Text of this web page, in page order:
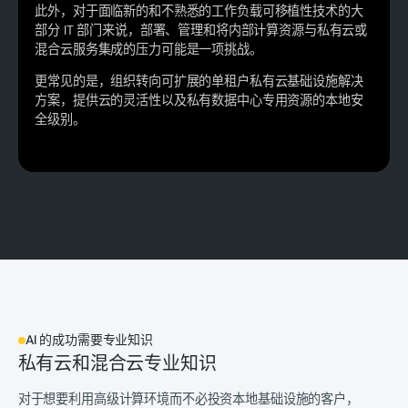
此外，对于面临新的和不熟悉的工作负载可移植性技术的大
部分 IT 部门来说，部署、管理和将内部计算资源与私有云或
混合云服务集成的压力可能是一项挑战。
更常见的是，组织转向可扩展的单租户私有云基础设施解决
方案，提供云的灵活性以及私有数据中心专用资源的本地安
全级别。
AI 的成功需要专业知识
私有云和混合云专业知识
对于想要利用高级计算环境而不必投资本地基础设施的客户，